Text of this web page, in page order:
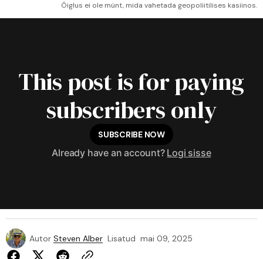
Õiglus ei ole münt, mida vahetada geopoliitilises kasiinos.
This post is for paying
subscribers only
SUBSCRIBE NOW
Already have an account? Logi sisse
Autor Steven Alber Lisatud mai 09, 2025